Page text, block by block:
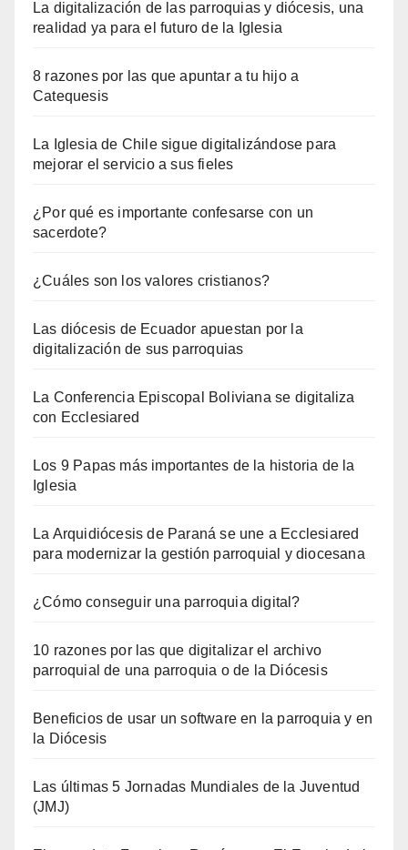
La digitalización de las parroquias y diócesis, una
realidad ya para el futuro de la Iglesia
8 razones por las que apuntar a tu hijo a
Catequesis
La Iglesia de Chile sigue digitalizándose para
mejorar el servicio a sus fieles
¿Por qué es importante confesarse con un
sacerdote?
¿Cuáles son los valores cristianos?
Las diócesis de Ecuador apuestan por la
digitalización de sus parroquias
La Conferencia Episcopal Boliviana se digitaliza
con Ecclesiared
Los 9 Papas más importantes de la historia de la
Iglesia
La Arquidiócesis de Paraná se une a Ecclesiared
para modernizar la gestión parroquial y diocesana
¿Cómo conseguir una parroquia digital?
10 razones por las que digitalizar el archivo
parroquial de una parroquia o de la Diócesis
Beneficios de usar un software en la parroquia y en
la Diócesis
Las últimas 5 Jornadas Mundiales de la Juventud
(JMJ)